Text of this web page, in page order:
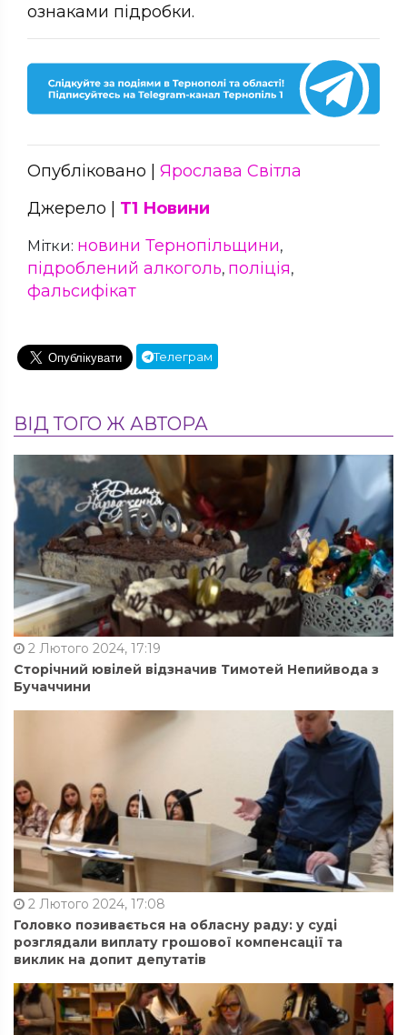
ознаками підробки.
Опубліковано | Ярослава Світла
Джерело | Т1 Новини
Мітки: новини Тернопільщини,
підроблений алкоголь, поліція,
фальсифікат
Телеграм
ВІД ТОГО Ж АВТОРА
2 Лютого 2024, 17:19
Сторічний ювілей відзначив Тимотей Непийвода з
Бучаччини
2 Лютого 2024, 17:08
Головко позивається на обласну раду: у суді
розглядали виплату грошової компенсації та
виклик на допит депутатів